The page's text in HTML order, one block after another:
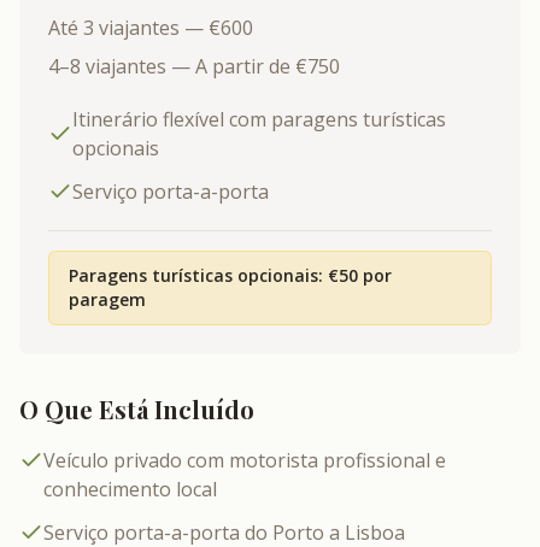
Até 3 viajantes — €600
4–8 viajantes — A partir de €750
Itinerário flexível com paragens turísticas
opcionais
Serviço porta-a-porta
Paragens turísticas opcionais: €50 por
paragem
O Que Está Incluído
Veículo privado com motorista profissional e
conhecimento local
Serviço porta-a-porta do Porto a Lisboa